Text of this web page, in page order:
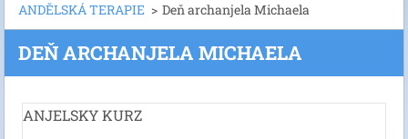
ANDĚLSKÁ TERAPIE > Deň archanjela Michaela
DEŇ ARCHANJELA MICHAELA
ANJELSKY KURZ